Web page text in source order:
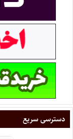
دسترسی سریع